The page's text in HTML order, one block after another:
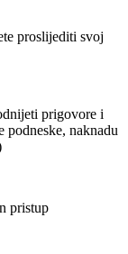
proslijediti svoj
prigovore i
podneske, naknadu
pristup